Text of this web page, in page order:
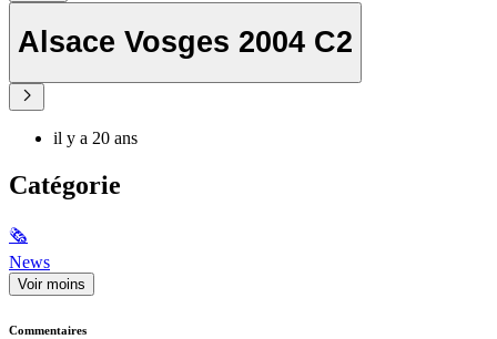
Alsace Vosges 2004 C2
il y a 20 ans
Catégorie
🗞
News
Voir moins
Commentaires